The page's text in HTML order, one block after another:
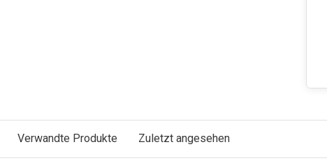
Verwandte Produkte Zuletzt angesehen